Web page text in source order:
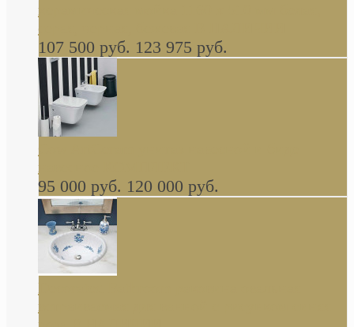
керамическая мойка 1160 x 510 мм белая,
серая, черная, бежевая В НАЛИЧИИ
107 500 руб. 123 975 руб.
навесное КОМПЛЕКТ
95 000 руб. 120 000 руб.
Decorated Bathroom раковина овальная
встраиваемая для ванной с рисунком синяя